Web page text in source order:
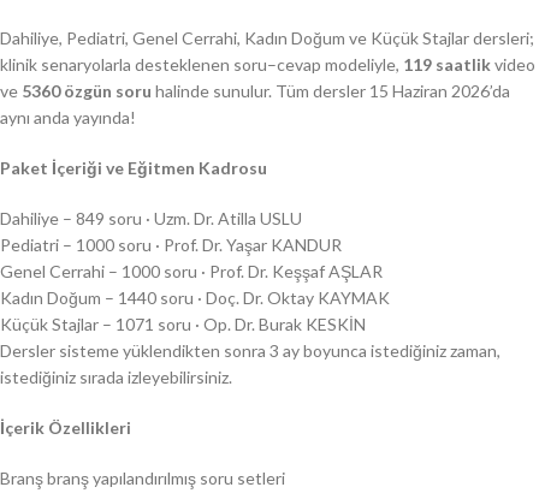
Dahiliye, Pediatri, Genel Cerrahi, Kadın Doğum ve Küçük Stajlar dersleri;
klinik senaryolarla desteklenen soru–cevap modeliyle, 119 saatlikvideo
ve 5360 özgün soru halinde sunulur. Tüm dersler 15 Haziran 2026’da
aynı anda yayında!
Paket İçeriği ve Eğitmen Kadrosu
Dahiliye – 849 soru · Uzm. Dr. Atilla USLU
Pediatri – 1000 soru · Prof. Dr. Yaşar KANDUR
Genel Cerrahi – 1000 soru · Prof. Dr. Keşşaf AŞLAR
Kadın Doğum – 1440 soru · Doç. Dr. Oktay KAYMAK
Küçük Stajlar – 1071 soru · Op. Dr. Burak KESKİN
Dersler sisteme yüklendikten sonra 3 ay boyunca istediğiniz zaman,
istediğiniz sırada izleyebilirsiniz.
İçerik Özellikleri
Branş branş yapılandırılmış soru setleri